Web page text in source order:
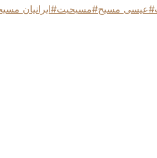
مسیح#مسیحیت#ایرانیان